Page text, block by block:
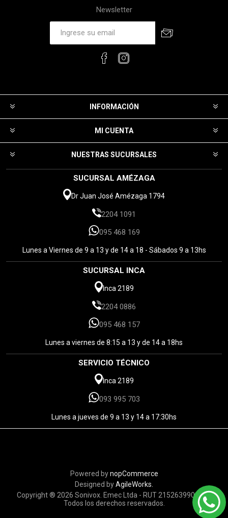
Newsletter
INFORMACIÓN
MI CUENTA
NUESTRAS SUCURSALES
SUCURSAL AMÉZAGA
Dr Juan José Amézaga 1794
2204 1091
095 468 169
Lunes a Viernes de 9 a 13 y de 14 a 18 - Sábados 9 a 13hs
SUCURSAL INCA
Inca 2189
2204 0886
095 468 157
Lunes a viernes de 8:15 a 13 y de 14 a 18hs
SERVICIO TÉCNICO
Inca 2189
093 995 703
Lunes a jueves de 9 a 13 y 14 a 17:30hs
Powered bynopCommerce
Designed byAgileWorks.
Copyright ® 2026 Sonivox. Emec Ltda - RUT 215263990010 -
Todos los derechos reservados.